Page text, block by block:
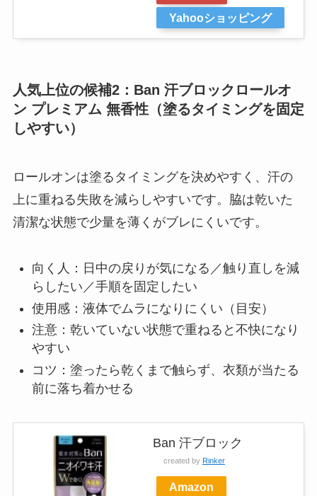
Yahooショッピング
人気上位の候補2：Ban 汗ブロックロールオ
ン プレミアム 無香性（塗るタイミングを固定
しやすい）
ロールオンは塗るタイミングを決めやすく、汗の
上に重ねる失敗を減らしやすいです。脇は乾いた
清潔な状態で少量を薄くがブレにくいです。
向く人：日中の戻りが気になる／触り直しを減
らしたい／手順を固定したい
使用感：液体でムラになりにくい（目安）
注意：乾いていない状態で重ねると不快になり
やすい
コツ：塗ったら乾くまで触らず、衣類が当たる
前に落ち着かせる
Ban 汗ブロック
created by Rinker
Amazon